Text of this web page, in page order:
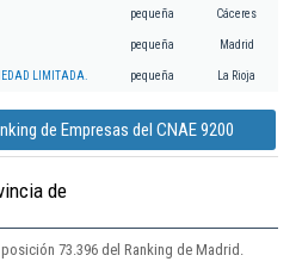
pequeña Cáceres
pequeña Madrid
LIMITADA. pequeña La Rioja
de Empresas del CNAE 9200
de
73.396 del Ranking de Madrid.